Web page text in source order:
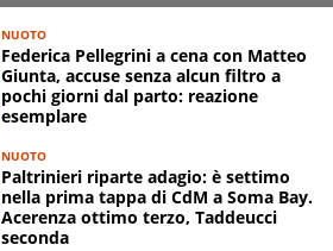
NUOTO
Federica Pellegrini a cena con Matteo
Giunta, accuse senza alcun filtro a
pochi giorni dal parto: reazione
esemplare
NUOTO
Paltrinieri riparte adagio: è settimo
nella prima tappa di CdM a Soma Bay.
Acerenza ottimo terzo, Taddeucci
seconda